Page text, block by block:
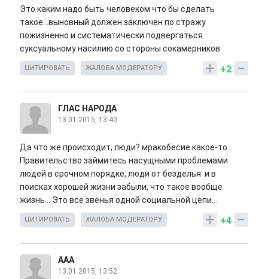
Это каким надо быть человеком что бы сделать
такое...выновный должен заключен по стражу
пожизненно и систематически подвергаться
суксуальному насилию со стороны сокамерников
+2
ЦИТИРОВАТЬ ЖАЛОБА МОДЕРАТОРУ
ГЛАС НАРОДА
13.01.2015, 13:40
Да что же происходит, люди? мракобесие какое-то...
Правительство займитесь насущными проблемами
людей в срочном порядке, люди от безделья и в
поисках хорошей жизни забыли, что такое вообще
жизнь... Это все звенья одной социальной цепи...
+4
ЦИТИРОВАТЬ ЖАЛОБА МОДЕРАТОРУ
AAA
13.01.2015, 13:52